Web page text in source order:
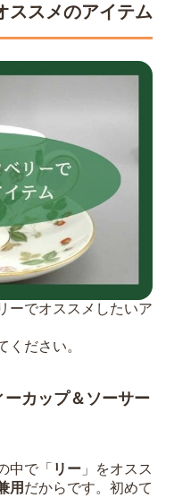
ススメのアイテム
ーでオススメしたいア
ください。
カップ＆ソーサー
中で「 リー 」をオスス
用 だからです。初めて